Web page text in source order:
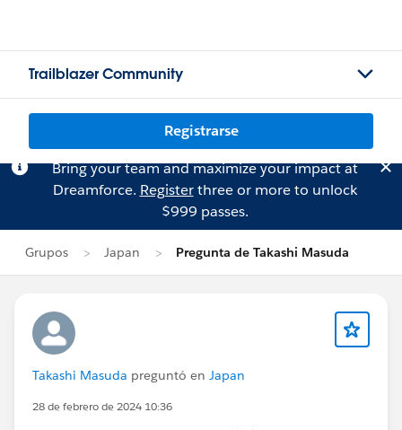
Trailblazer Community
Registrarse
Bring your team and maximize your impact at
Dreamforce. Registerthree or more to unlock
$999 passes.
Grupos Japan Pregunta de Takashi Masuda
Takashi Masuda preguntó en Japan
28 de febrero de 2024 10:36